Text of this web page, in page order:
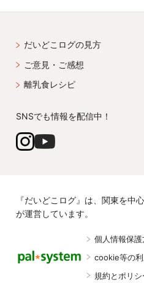
だいどこログの見方
ご意見・ご感想
離乳食レシピ
SNSでも情報を配信中！
『だいどこログ』は、関東を中
が運営しています。
個人情報保護
cookie等の
規約とポリシ